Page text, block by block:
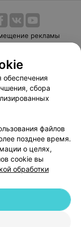
рекламы
оплаты
Республика Беларусь,
сбора
файлов
позднее время.
о целях,
cookie вы
обработки